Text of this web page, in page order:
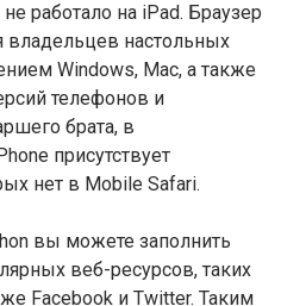
работало на iPad. Браузер
владельцев настольных
Windows, Mac, а также
телефонов и
брата, в
присутствует
нет в Mobile Safari.
вы можете заполнить
веб-ресурсов, таких
Facebook и Twitter. Таким